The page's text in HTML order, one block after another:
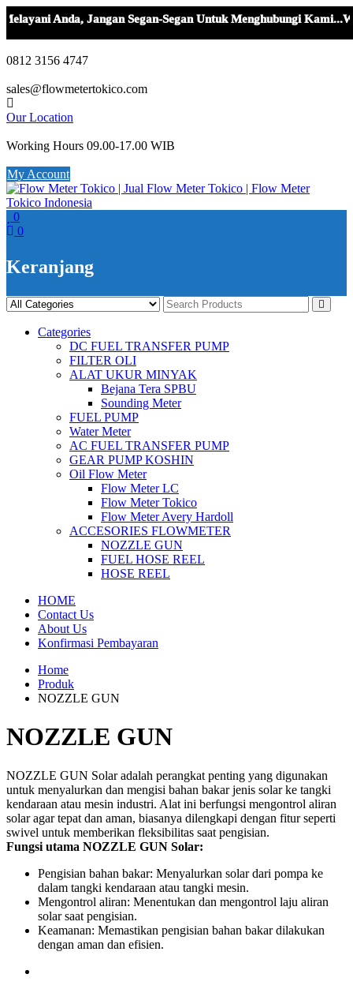
Anda, Jangan Segan-Segan Untuk Menghubungi
to
0812 3156 4747
sales@flowmetertokico.com
Our Location
Working Hours 09.00-17.00 WIB
My Account
0
0
Keranjang
Categories
DC FUEL TRANSFER PUMP
FILTER OLI
ALAT UKUR MINYAK
Bejana Tera SPBU
Sounding Meter
FUEL PUMP
Water Meter
AC FUEL TRANSFER PUMP
GEAR PUMP KOSHIN
Oil Flow Meter
Flow Meter LC
Flow Meter Tokico
Flow Meter Avery Hardoll
ACCESORIES FLOWMETER
NOZZLE GUN
FUEL HOSE REEL
HOSE REEL
HOME
Contact Us
About Us
Konfirmasi Pembayaran
Home
Produk
NOZZLE GUN
NOZZLE GUN
NOZZLE GUN Solar adalah perangkat penting yang digunakan
untuk menyalurkan dan mengisi bahan bakar jenis solar ke tangki
kendaraan atau mesin industri. Alat ini berfungsi mengontrol aliran
solar agar tepat dan aman, biasanya dilengkapi dengan fitur seperti
swivel untuk memberikan fleksibilitas saat pengisian.
Fungsi utama NOZZLE GUN Solar:
Pengisian bahan bakar: Menyalurkan solar dari pompa ke
dalam tangki kendaraan atau tangki mesin.
Mengontrol aliran: Menentukan dan mengontrol laju aliran
solar saat pengisian.
Keamanan: Memastikan pengisian bahan bakar dilakukan
dengan aman dan efisien.